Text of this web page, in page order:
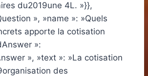
du2019une 4L. »}},
», »name »: »Quels
apporte la cotisation
»:
», »text »: »La cotisation
des